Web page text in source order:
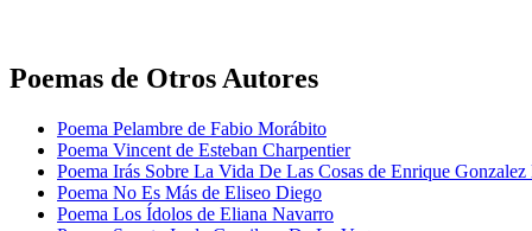
Poemas de Otros Autores
Poema Pelambre de Fabio Morábito
Poema Vincent de Esteban Charpentier
Poema Irás Sobre La Vida De Las Cosas de Enrique
Poema No Es Más de Eliseo Diego
Poema Los Ídolos de Eliana Navarro